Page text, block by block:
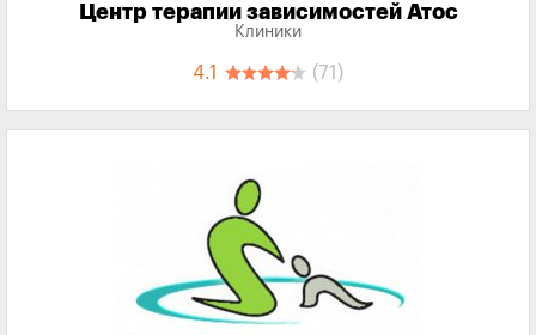
Центр терапии зависимостей Атос
Клиники
4.1 (71)